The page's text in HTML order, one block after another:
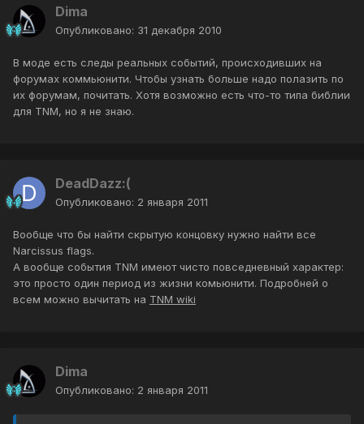
Dima
Опубликовано: 31 декабря 2010
В моде есть следы реальных событий, происходивших на
форумах коммьюнити. Чтобы узнать больше надо полазить по
их форумам, почитать. Хотя возможно есть что-то типа библии
для TNM, но я не знаю.
DeadDazz:(
Опубликовано: 2 января 2011
Вообще что бы найти скрытую концовку нужно найти все
Narcissus flags.
А вообще события TNM имеют чисто повседневный характер:
это просто один период из жизни комьюнити. Подробней о
всем можно вычитать на TNM wiki
Dima
Опубликовано: 2 января 2011